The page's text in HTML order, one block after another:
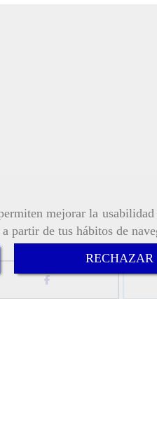
mejorar la
partir de tus hábitos de
RECHAZAR